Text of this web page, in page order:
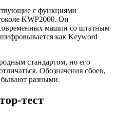
с функциями
KWP2000. Он
машин со штатным
как Keyword
стандартом, но его
Обозначения сбоев,
разными.
тест